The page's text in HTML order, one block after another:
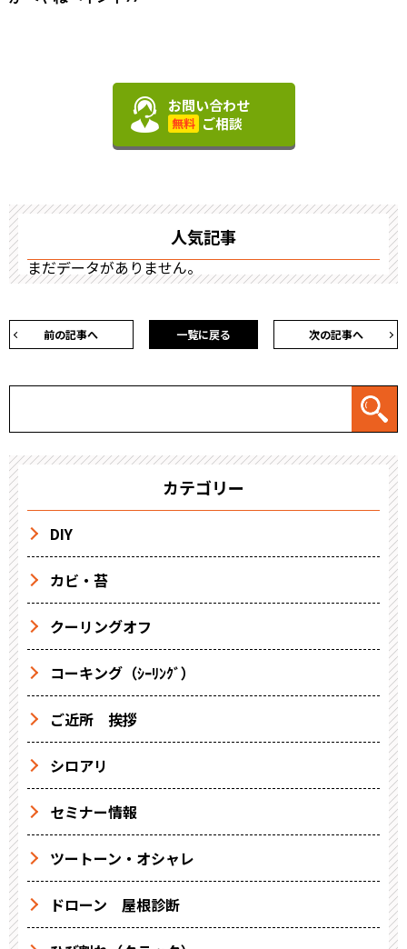
お問い合わせ
無料 ご相談
人気記事
まだデータがありません。
前の記事へ 次の記事へ
一覧に戻る
カテゴリー
DIY
カビ・苔
クーリングオフ
コーキング（ｼｰﾘﾝｸﾞ）
ご近所 挨拶
シロアリ
セミナー情報
ツートーン・オシャレ
ドローン 屋根診断